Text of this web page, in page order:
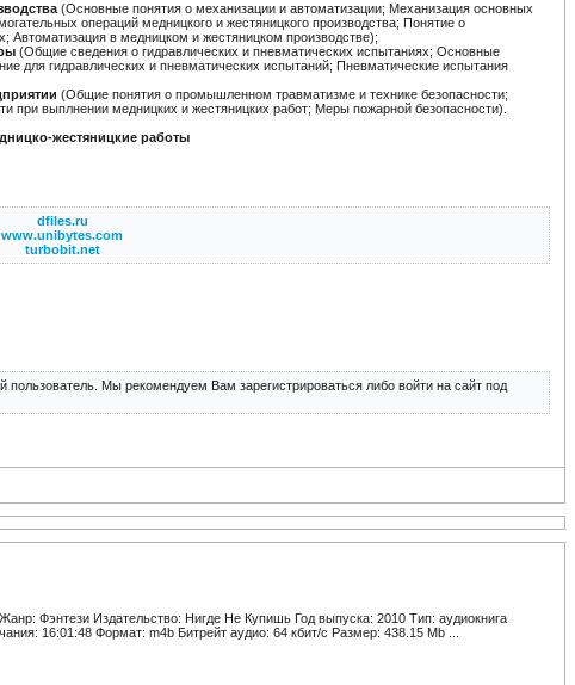
(Основные понятия о механизации и автоматизации; Механизация основных
операций медницкого и жестяницкого производства; Понятие о
в медницком и жестяницком производстве);
(Общие сведения о гидравлических и пневматических испытаниях; Основные
для гидравлических и пневматических испытаний; Пневматические испытания
(Общие понятия о промышленном травматизме и технике безопасности;
при выплнении медницких и жестяницких работ; Меры пожарной безопасности).
жестяницкие работы
dfiles.ru
www.unibytes.com
turbobit.net
Мы рекомендуем Вам зарегистрироваться либо войти на сайт под
Фэнтези Издательство: Нигде Не Купишь Год выпуска: 2010 Тип: аудиокнига
16:01:48 Формат: m4b Битрейт аудио: 64 кбит/c Размер: 438.15 Mb ...